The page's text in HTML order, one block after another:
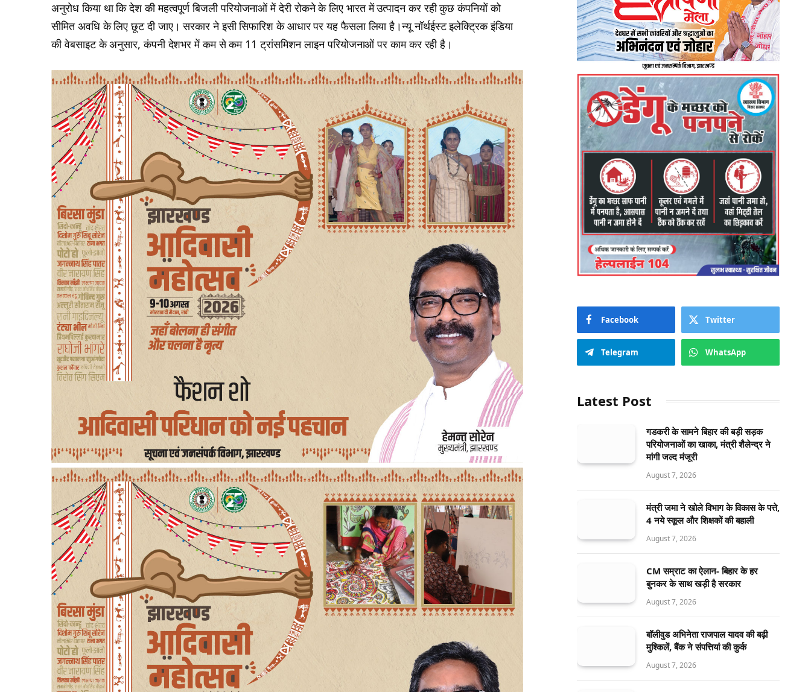
अनुरोध किया था कि देश की महत्वपूर्ण बिजली परियोजनाओं में देरी रोकने के लिए भारत में उत्पादन कर रही कुछ कंपनियों को
सीमित अवधि के लिए छूट दी जाए। सरकार ने इसी सिफारिश के आधार पर यह फैसला लिया है।न्यू नॉर्थईस्ट इलेक्ट्रिक इंडिया
की वेबसाइट के अनुसार, कंपनी देशभर में कम से कम 11 ट्रांसमिशन लाइन परियोजनाओं पर काम कर रही है।
Facebook Twitter
Telegram WhatsApp
Latest Post
गडकरी के सामने बिहार की बड़ी सड़क
परियोजनाओं का खाका, मंत्री शैलेन्द्र ने
मांगी जल्द मंजूरी
August 7, 2026
मंत्री जमा ने खोले विभाग के विकास के पत्ते,
4 नये स्कूल और शिक्षकों की बहाली
August 7, 2026
CM सम्राट का ऐलान- बिहार के हर
बुनकर के साथ खड़ी है सरकार
August 7, 2026
बॉलीवुड अभिनेता राजपाल यादव की बढ़ी
मुश्किलें, बैंक ने संपत्तियां की कुर्क
August 7, 2026